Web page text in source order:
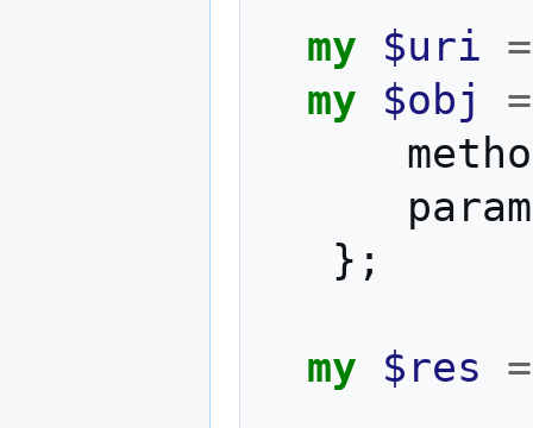
my $uri =
my
$obj
=
};
my $res =